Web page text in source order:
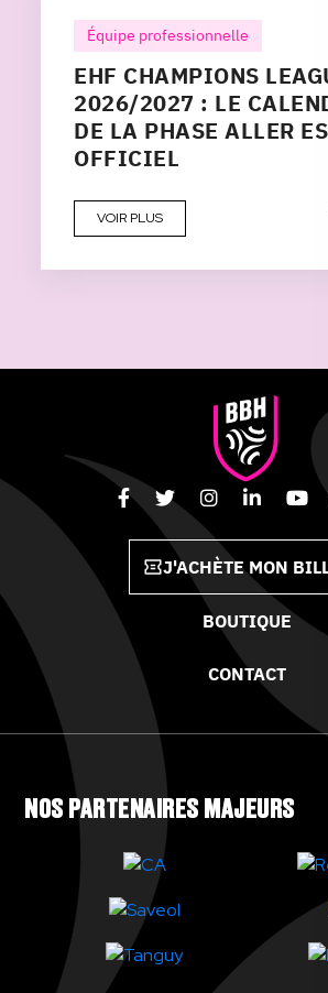
Équipe professionnelle
EHF CHAMPIONS
2026/2027 : LE
DE LA PHASE ALLER
OFFICIEL
VOIR PLUS
J'ACHÈTE MON
BOUTIQUE
CONTACT
NOS PARTENAIRES MAJEURS